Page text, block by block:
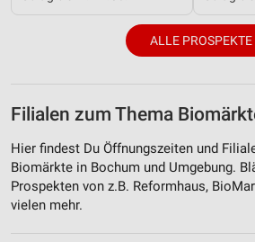
ALLE PROSPEKTE
Filialen zum Thema
Hier findest Du Öffnungszeiten und
Biomärkte in Bochum und Umgebung.
Prospekten von z.B. Reformhaus,
vielen mehr.